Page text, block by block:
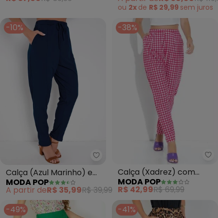
Vermelho)
ou 2x de R$ 29,99 sem juros
-10%
Moda Pop - Calça (Azul
Calça (Azul Marinho) em
Malha
MODA POP
A partir deR$ 35,99R$ 39,99
-38%
Calça (Xadrez) com
Bolsos Funcionais e
Pregas
MODA POP
R$ 42,99R$ 69,99
-49%
-41%